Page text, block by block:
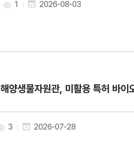
1 2026-08-03
해양생물자원관, 미활용 특허 바이
3 2026-07-28